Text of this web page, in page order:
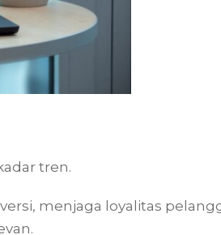
tren.
menjaga loyalitas